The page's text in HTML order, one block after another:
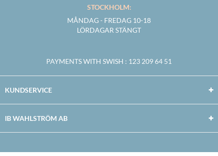
STOCKHOLM:
MÅNDAG - FREDAG 10-18
LÖRDAGAR STÄNGT
PAYMENTS WITH SWISH : 123 209 64 51
KUNDSERVICE
IB WAHLSTRÖM AB